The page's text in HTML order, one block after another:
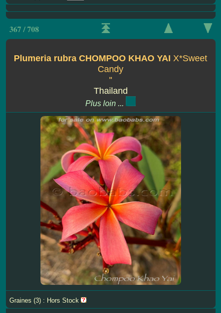
367 / 708
Plumeria rubra CHOMPOO KHAO YAI X*Sweet
Candy
''
Thailand
Plus loin ...
Graines (3) : Hors Stock